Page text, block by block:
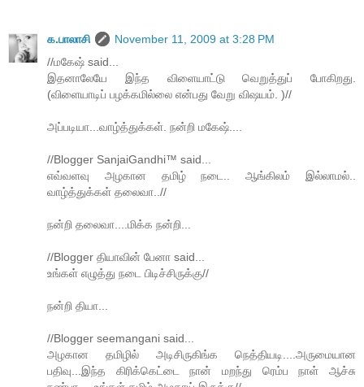
க.பாலாசி
November 11, 2009 at 3:28 PM
//மகேஷ் said...
இதனாலேயே இந்த விளையாட்டு வெறுத்துப் போகிறது.
(விளையாடிப் பழக்கமில்லை என்பது வேறு விஷயம். )//
அப்படியா...வாழ்த்துக்கள். நன்றி மகேஷ்....
//Blogger SanjaiGandhi™ said...
எவ்வளவு அழகான தமிழ் நடை.. ஆங்கிலம் இல்லாமல்..
வாழ்த்துக்கள் தலைவா..//
நன்றி தலைவா....மிக்க நன்றி...
//Blogger தியாவின் பேனா said...
உங்கள் எழுத்து நடை பிடிச்சிருக்கு//
நன்றி தியா...
//Blogger seemangani said...
அழகான தமிழில் அடிசிருகிங்க நெத்தியடி....அருமையான
பதிவு...இந்த கிரிக்கெட்டை நான் மறந்து ரெம்ப நாள் ஆச்சு